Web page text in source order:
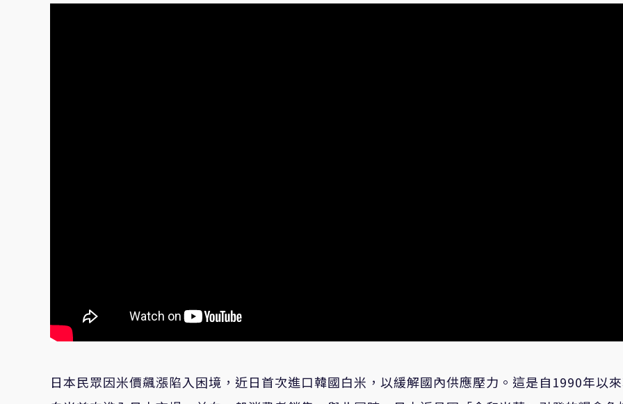
日本民眾因米價飆漲陷入困境，近日首次進口韓國白米，以緩解國內供應壓力。這是自1990年以